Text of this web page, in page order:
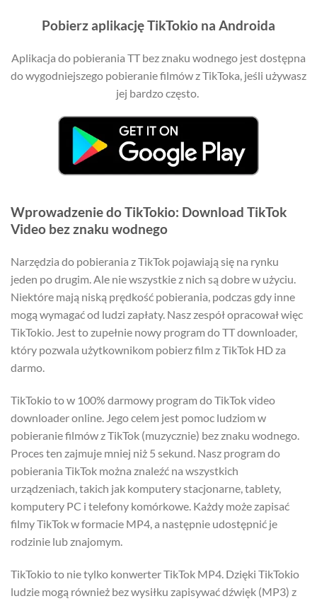
Pobierz aplikację TikTokio na Androida
Aplikacja do pobierania TT bez znaku wodnego jest dostępna
do wygodniejszego pobieranie filmów z TikToka, jeśli używasz
jej bardzo często.
Wprowadzenie do TikTokio: Download TikTok
Video bez znaku wodnego
Narzędzia do pobierania z TikTok pojawiają się na rynku
jeden po drugim. Ale nie wszystkie z nich są dobre w użyciu.
Niektóre mają niską prędkość pobierania, podczas gdy inne
mogą wymagać od ludzi zapłaty. Nasz zespół opracował więc
TikTokio. Jest to zupełnie nowy program do TT downloader,
który pozwala użytkownikom pobierz film z TikTok HD za
darmo.
TikTokio to w 100% darmowy program do TikTok video
downloader online. Jego celem jest pomoc ludziom w
pobieranie filmów z TikTok (muzycznie) bez znaku wodnego.
Proces ten zajmuje mniej niż 5 sekund. Nasz program do
pobierania TikTok można znaleźć na wszystkich
urządzeniach, takich jak komputery stacjonarne, tablety,
komputery PC i telefony komórkowe. Każdy może zapisać
filmy TikTok w formacie MP4, a następnie udostępnić je
rodzinie lub znajomym.
TikTokio to nie tylko konwerter TikTok MP4. Dzięki TikTokio
ludzie mogą również bez wysiłku zapisywać dźwięk (MP3) z